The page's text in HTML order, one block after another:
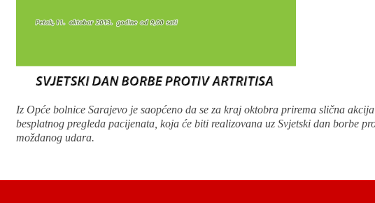
Iz Opće bolnice Sarajevo je saopćeno da se za kraj oktobra prirema slična akcija
besplatnog pregleda pacijenata, koja će biti realizovana uz Svjetski dan borbe
moždanog udara.